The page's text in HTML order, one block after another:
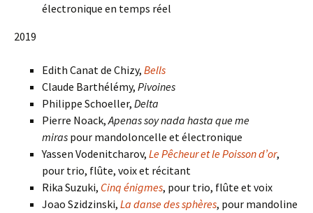
électronique en temps réel
2019
Edith Canat de Chizy, Bells
Claude Barthélémy, Pivoines
Philippe Schoeller, Delta
Pierre Noack,Apenas soy nada hasta que me
miras pour mandoloncelle et électronique
Yassen Vodenitcharov, Le Pêcheur et le Poisson d’or,
pour trio, flûte, voix et récitant
Rika Suzuki, Cinq énigmes, pour trio, flûte et voix
Joao Szidzinski, La danse des sphères, pour mandoline